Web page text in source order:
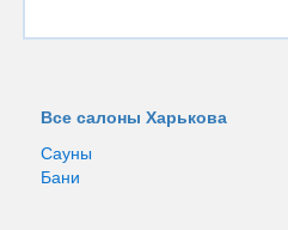
Все салоны Харькова
Сауны
Бани